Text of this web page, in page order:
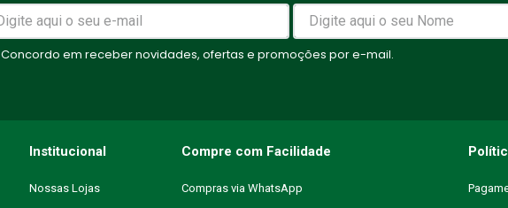
Concordo em receber novidades, ofertas e promoções por e-mail.
Institucional
Nossas Lojas
Compre com Facilidade
Compras via WhatsApp